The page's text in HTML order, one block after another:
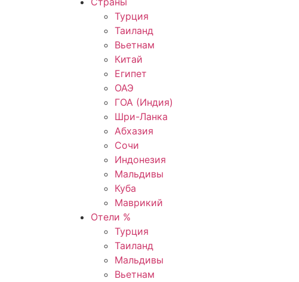
Турция
Таиланд
Вьетнам
Китай
Египет
ОАЭ
ГОА (Индия)
Шри-Ланка
Абхазия
Сочи
Индонезия
Мальдивы
Куба
Маврикий
Отели %
Турция
Таиланд
Мальдивы
Вьетнам